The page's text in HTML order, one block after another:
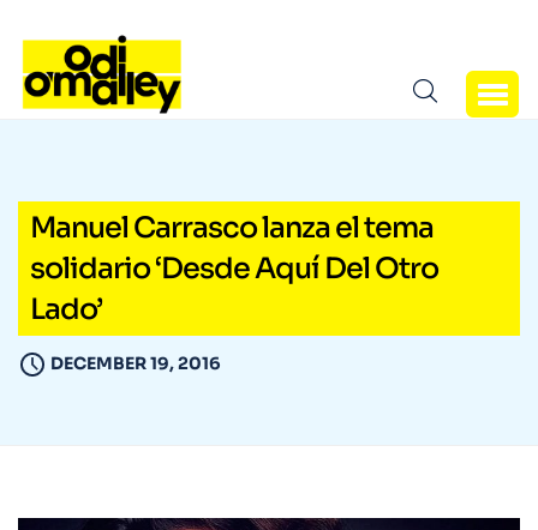
Manuel Carrasco lanza el tema
solidario ‘Desde Aquí Del Otro
Lado’
DECEMBER 19, 2016